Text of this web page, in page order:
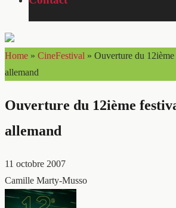
Home » CineFestival » Ouverture du
allemand
Ouverture du 12ième
allemand
11 octobre 2007
Camille Marty-Musso